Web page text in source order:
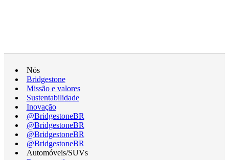
Nós
Bridgestone
Missão e valores
Sustentabilidade
Inovação
@BridgestoneBR
@BridgestoneBR
@BridgestoneBR
@BridgestoneBR
Automóveis/SUVs